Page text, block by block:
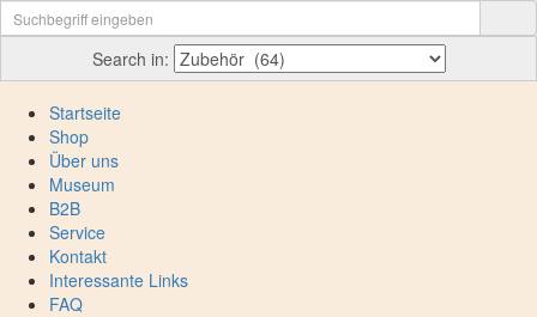
Search in:
Startseite
Shop
Über uns
Museum
B2B
Service
Kontakt
Interessante Links
FAQ